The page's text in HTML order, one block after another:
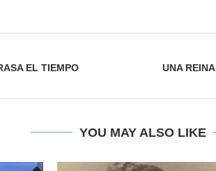
EL TIEMPO
UNA
YOU MAY ALSO LIKE